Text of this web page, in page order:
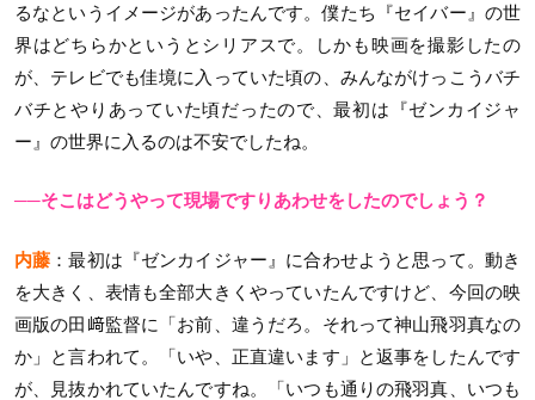
るなというイメージがあったんです。僕たち『セイバー』の世
界はどちらかというとシリアスで。しかも映画を撮影したの
が、テレビでも佳境に入っていた頃の、みんながけっこうバチ
バチとやりあっていた頃だったので、最初は『ゼンカイジャ
ー』の世界に入るのは不安でしたね。
──そこはどうやって現場ですりあわせをしたのでしょう？
内藤 ：最初は『ゼンカイジャー』に合わせようと思って。動き
を大きく、表情も全部大きくやっていたんですけど、今回の映
画版の田﨑監督に「お前、違うだろ。それって神山飛羽真なの
か」と言われて。「いや、正直違います」と返事をしたんです
が、見抜かれていたんですね。「いつも通りの飛羽真、いつも